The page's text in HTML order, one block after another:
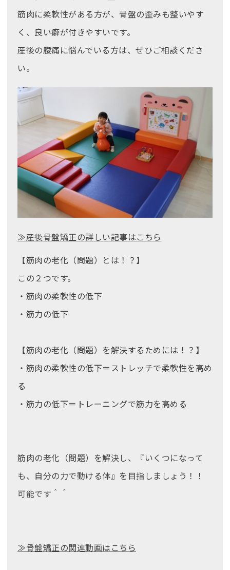
筋肉に柔軟性がある方が、骨盤の歪みも整いやす
く、良い癖が付きやすいです。
産後の腰痛に悩んでいる方は、ぜひご相談くださ
い。
≫産後骨盤矯正の詳しい記事はこちら
【筋肉の老化（問題）とは！？】
この２つです。
・筋肉の柔軟性の低下
・筋力の低下
【筋肉の老化（問題）を解決するためには！？】
・筋肉の柔軟性の低下＝ストレッチで柔軟性を高め
る
・筋力の低下＝トレーニングで筋力を高める
筋肉の老化（問題）を解決し、『いくつになって
も、自分の力で動ける体』を目指しましょう！！
可能です＾＾
≫骨盤矯正の関連動画はこちら